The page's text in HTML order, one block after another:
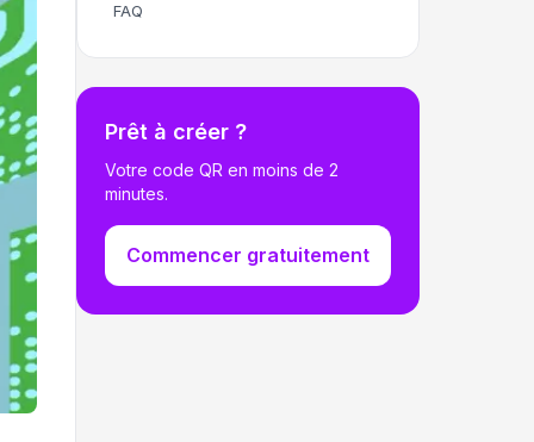
FAQ
Prêt à créer ?
Votre code QR en moins de 2
minutes.
Commencer gratuitement